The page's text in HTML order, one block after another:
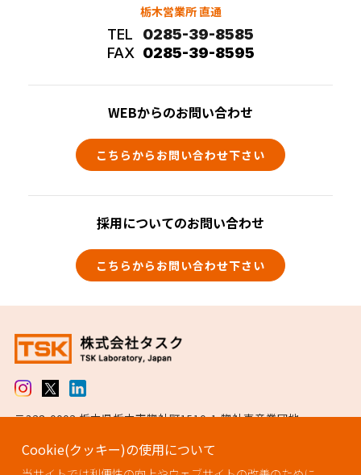
栃木営業所 直通
TEL
0285-39-8585
FAX 0285-39-8595
WEBからのお問い合わせ
こちらからお問い合わせ下さい
採用についてのお問い合わせ
こちらからお問い合わせ下さい
〒328-0002 栃木県栃木市惣社町1510-1 惣社東産業団地
ISO13485認証取得
Cookie(クッキー)の使用について